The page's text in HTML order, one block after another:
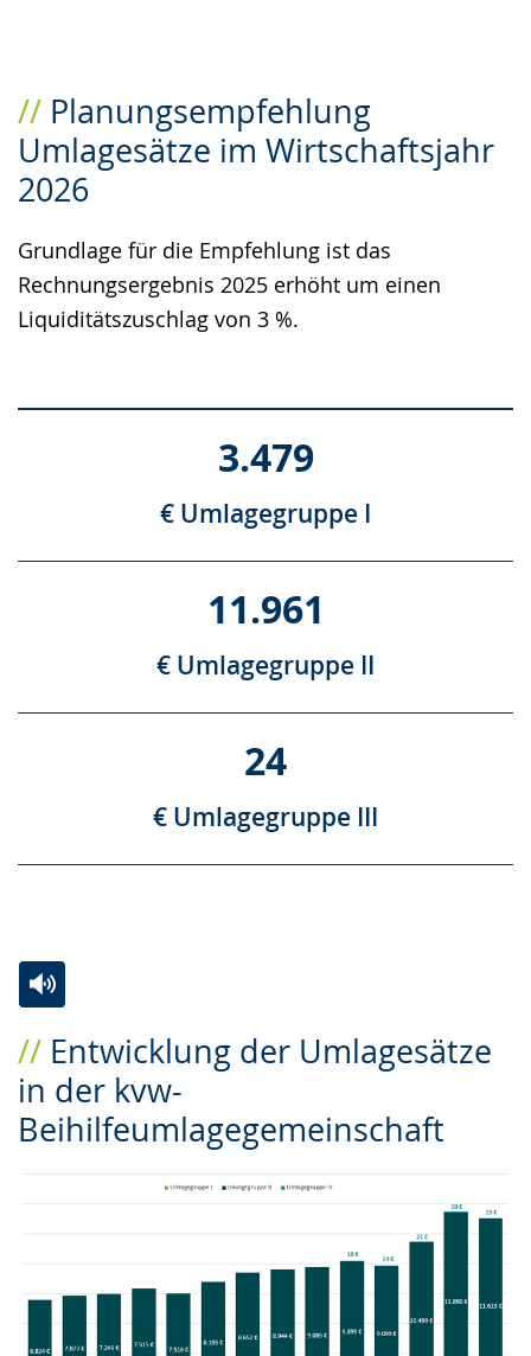
Planungsempfehlung
Umlagesätze im Wirtschaftsjahr
2026
Grundlage für die Empfehlung ist das
Rechnungsergebnis 2025 erhöht um einen
Liquiditätszuschlag von 3 %.
3.479
€ Umlagegruppe I
11.961
€ Umlagegruppe II
24
€ Umlagegruppe III
Entwicklung der Umlagesätze
in der kvw-
Beihilfeumlagegemeinschaft
Leichten
Sprache
wechseln.
Audio-
Unterstützung.
Video
in
Deutscher